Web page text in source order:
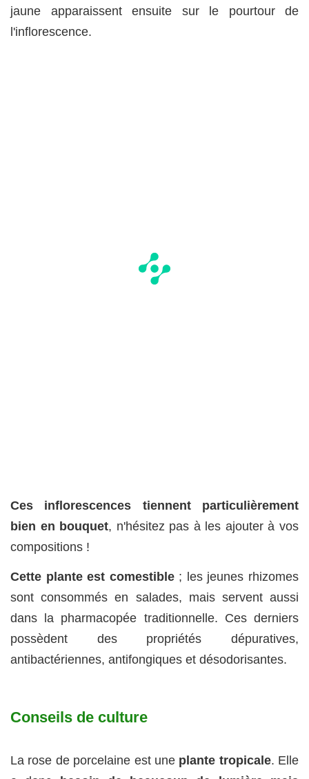
jaune apparaissent ensuite sur le pourtour de
l'inflorescence.
Ces inflorescences tiennent particulièrement
bien en bouquet, n'hésitez pas à les ajouter à vos
compositions !
Cette plante est comestible; les jeunes rhizomes
sont consommés en salades, mais servent aussi
dans la pharmacopée traditionnelle. Ces derniers
possèdent des propriétés dépuratives,
antibactériennes, antifongiques et désodorisantes.
Conseils de culture
La rose de porcelaine est une plante tropicale. Elle